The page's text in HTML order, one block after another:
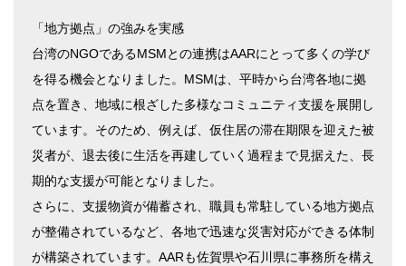
「地方拠点」の強みを実感
台湾のNGOであるMSMとの連携はAARにとって多くの学び
を得る機会となりました。MSMは、平時から台湾各地に拠
点を置き、地域に根ざした多様なコミュニティ支援を展開し
ています。そのため、例えば、仮住居の滞在期限を迎えた被
災者が、退去後に生活を再建していく過程まで見据えた、長
期的な支援が可能となりました。
さらに、支援物資が備蓄され、職員も常駐している地方拠点
が整備されているなど、各地で迅速な災害対応ができる体制
が構築されています。AARも佐賀県や石川県に事務所を構え